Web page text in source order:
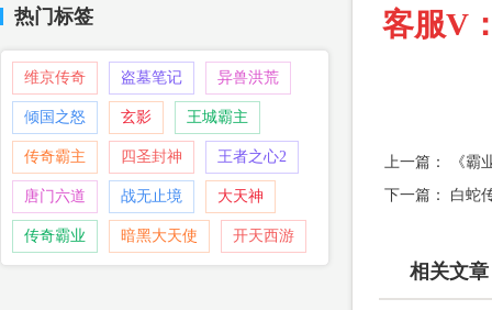
热门标签
维京传奇 盗墓笔记 异兽洪荒
倾国之怒 玄影 王城霸主
传奇霸主 四圣封神 王者之心2
唐门六道 战无止境 大天神
传奇霸业 暗黑大天使 开天西游
客服V
上一篇：
《霸
下一篇： 白蛇
相关文章